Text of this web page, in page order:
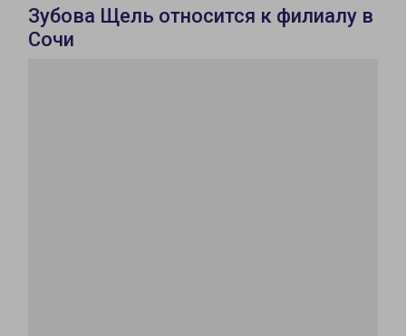
Зубова Щель относится к филиалу в
Сочи